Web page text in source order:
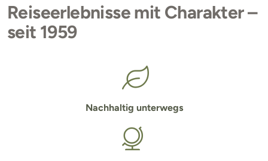
Reiseerlebnisse mit Charakter –
seit 1959
Nachhaltig unterwegs